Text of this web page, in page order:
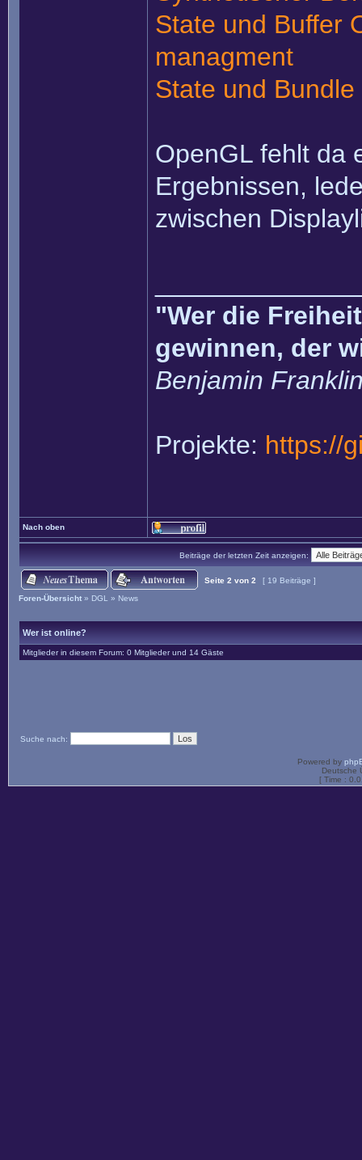
State und Buffer
managment
State und
OpenGL fehlt da
Ergebnissen,
zwischen
"Wer die
gewinnen, der
Benjamin
Projekte: https://
Nach oben
Beiträge der letzten Zeit anzeigen:
Seite 2 von 2
[ 19 Beiträge ]
Foren-Übersicht » DGL » News
Wer ist online?
Mitglieder in diesem Forum: 0 Mitglieder und 14 Gäste
Suche nach:
Powered by
Deutsche
[ Time :